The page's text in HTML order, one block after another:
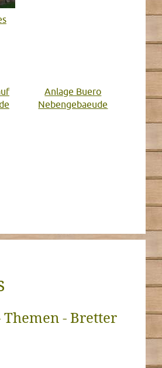
Anlage Buero
Nebengebaeude
Themen - Bretter